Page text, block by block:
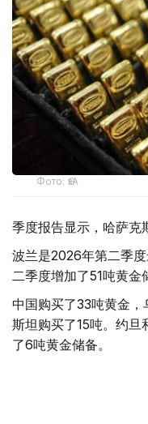
Фото: ӨзА
季度报告显示，哈萨克
波兰是2026年第二季
二季度增加了51吨黄金
中国购买了33吨黄金
斯坦购买了15吨。约旦
了6吨黄金储备。